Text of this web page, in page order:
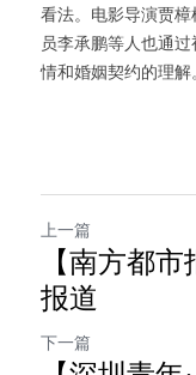
看法。电影导演贾
员李承鹏等人也通
情和婚姻契约的理解。
上一篇
【南方都
报道
下一篇